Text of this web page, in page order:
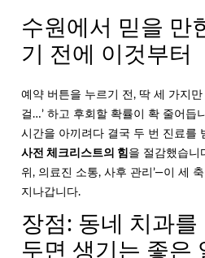
수원에서 믿을 만
기 전에 이것부터
예약 버튼을 누르기 전, 딱 세 가지
걸…’ 하고 후회할 확률이 확 줄어듭
시간을 아끼려다 결국 두 번 진료를
사전 체크리스트의 힘 을 절감했습니
위, 의료진 소통, 사후 관리’—이 세
지나갑니다.
장점: 동네 치과를
두면 생기는 좋은